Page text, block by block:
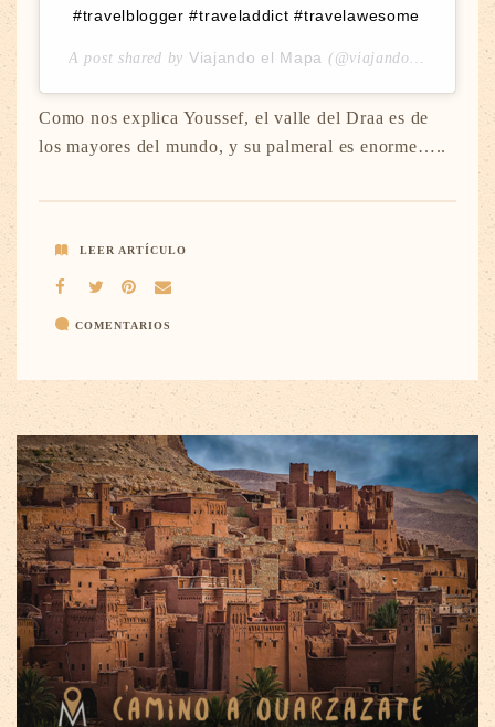
#travelblogger #traveladdict #travelawesome
A post shared by Viajando el Mapa (@viajandoelmapa) on
Como nos explica Youssef, el valle del Draa es de
los mayores del mundo, y su palmeral es enorme…..
LEER ARTÍCULO
COMENTARIOS